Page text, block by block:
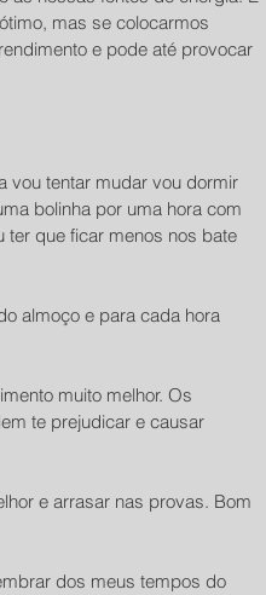
mas se colocarmos
e pode até provocar
vou tentar mudar vou dormir
bolinha por uma hora com
ter que ficar menos nos bate
almoço e para cada hora
muito melhor. Os
te prejudicar e causar
e arrasar nas provas. Bom
dos meus tempos do